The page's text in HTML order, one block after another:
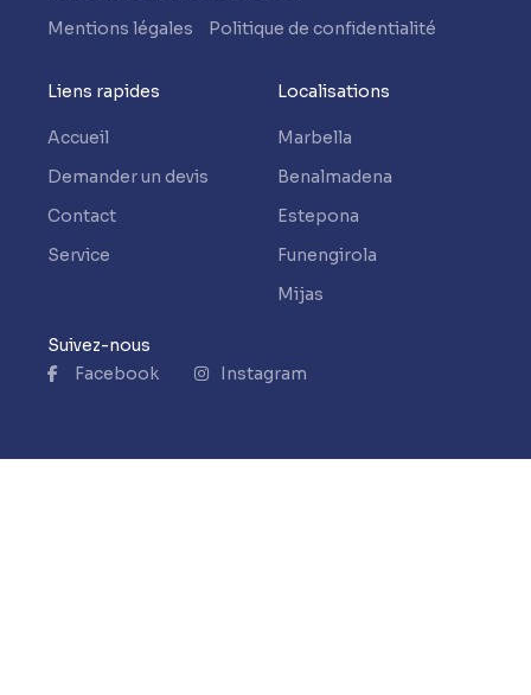
Mentions légales
Politique de confidentialité
Liens rapides
Accueil
Demander un devis
Contact
Service
Localisations
Marbella
Benalmadena
Estepona
Funengirola
Mijas
Suivez-nous
Facebook
Instagram